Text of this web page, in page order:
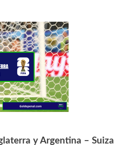
y Argentina – Suiza